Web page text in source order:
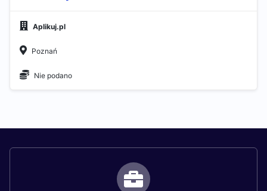
Aplikuj.pl
Poznań
Nie podano